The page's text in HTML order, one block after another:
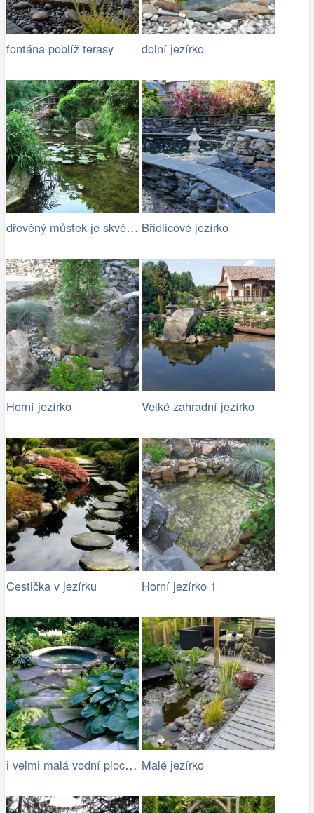
fontána poblíž terasy dolní jezírko
dřevěný můstek je skvělým doplňkem… Břidlicové jezírko
Horní jezírko Velké zahradní jezírko
Cestička v jezírku Horní jezírko 1
i velmi malá vodní plocha oživí zahradu Malé jezírko